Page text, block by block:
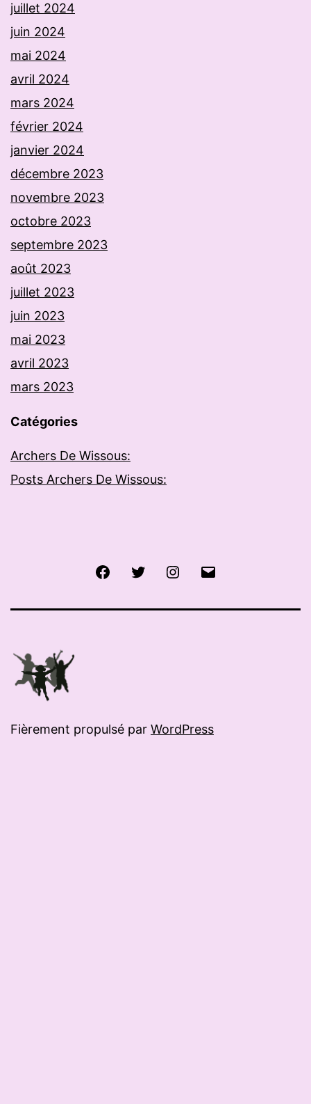
juillet 2024
juin 2024
mai 2024
avril 2024
mars 2024
février 2024
janvier 2024
décembre 2023
novembre 2023
octobre 2023
septembre 2023
août 2023
juillet 2023
juin 2023
mai 2023
avril 2023
mars 2023
Catégories
Archers De Wissous:
Posts Archers De Wissous:
FacebookTwitter Instagram
Fièrement propulsé par WordPress